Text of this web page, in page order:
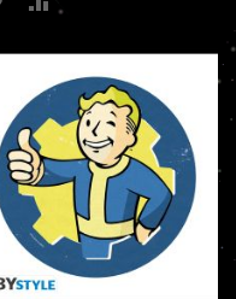
HINZUFÜGEN
HINZUFÜGEN